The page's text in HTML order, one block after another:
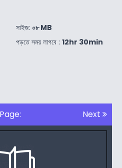
সাইজ: ০৮ MB
পড়তে সময় লাগবে : 12hr 30min
Page: Next